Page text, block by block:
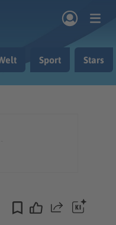
Sport Stars
Teilen